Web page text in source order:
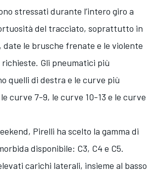
stressati durante l’intero giro a
del tracciato, soprattutto in
date le brusche frenate e le violente
Gli pneumatici più
quelli di destra e le curve più
curve 7-9, le curve 10-13 e le curve
Pirelli ha scelto la gamma di
disponibile: C3, C4 e C5.
carichi laterali, insieme al basso